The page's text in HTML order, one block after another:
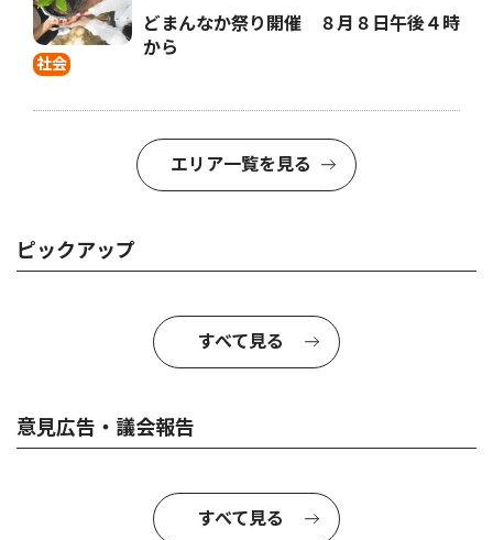
社会
どまんなか祭り開催 ８月８日午後４時
から
エリア一覧を見る
ピックアップ
すべて見る
意見広告・議会報告
すべて見る